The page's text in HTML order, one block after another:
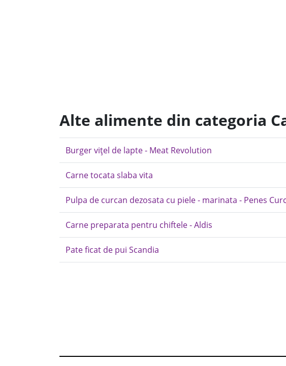
Alte alimente din categoria
Burger vițel de lapte - Meat Revolution
Carne tocata slaba vita
Pulpa de curcan dezosata cu piele - marinata - Penes
Carne preparata pentru chiftele - Aldis
Pate ficat de pui Scandia